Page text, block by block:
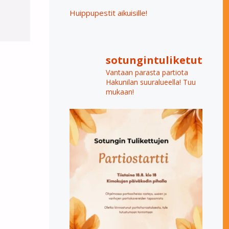
Huippupestit aikuisille!
sotungintuliketut
Vantaan parasta partiota
Hakunilan suuralueella! Tuu
mukaan!